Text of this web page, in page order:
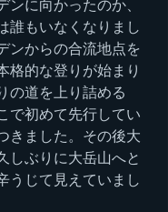
に向かったのか、
誰もいなくなりまし
ンからの合流地点を
格的な登りが始まり
の道を上り詰める
で初めて先行してい
きました。その後大
しぶりに大岳山へと
うじて見えていまし